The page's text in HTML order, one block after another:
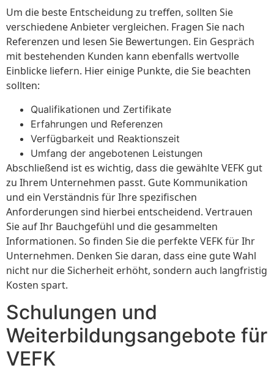
Um die beste Entscheidung zu treffen, sollten Sie
verschiedene Anbieter vergleichen. Fragen Sie nach
Referenzen und lesen Sie Bewertungen. Ein Gespräch
mit bestehenden Kunden kann ebenfalls wertvolle
Einblicke liefern. Hier einige Punkte, die Sie beachten
sollten:
Qualifikationen und Zertifikate
Erfahrungen und Referenzen
Verfügbarkeit und Reaktionszeit
Umfang der angebotenen Leistungen
Abschließend ist es wichtig, dass die gewählte VEFK gut
zu Ihrem Unternehmen passt. Gute Kommunikation
und ein Verständnis für Ihre spezifischen
Anforderungen sind hierbei entscheidend. Vertrauen
Sie auf Ihr Bauchgefühl und die gesammelten
Informationen. So finden Sie die perfekte VEFK für Ihr
Unternehmen. Denken Sie daran, dass eine gute Wahl
nicht nur die Sicherheit erhöht, sondern auch langfristig
Kosten spart.
Schulungen und
Weiterbildungsangebote für
VEFK